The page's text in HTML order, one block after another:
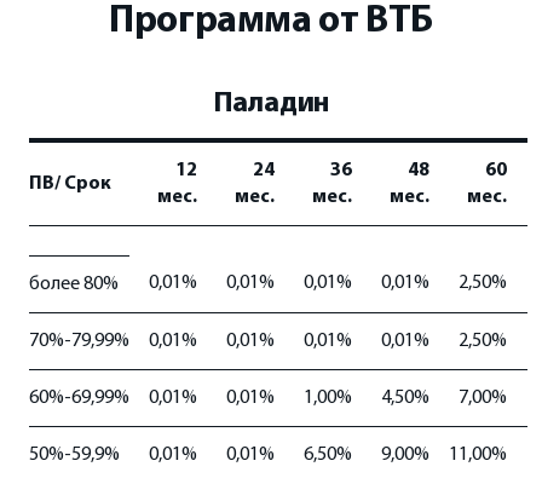
Программа от ВТБ
Паладин
ПВ/ Срок
12
мес.
24
мес.
36
мес.
48
мес.
60
мес.
более 80% 0,01% 0,01% 0,01% 0,01% 2,50%
70%-79,99% 0,01% 0,01% 0,01% 0,01% 2,50%
60%-69,99% 0,01% 0,01% 1,00% 4,50% 7,00%
50%-59,9% 0,01% 0,01% 6,50% 9,00% 11,00%